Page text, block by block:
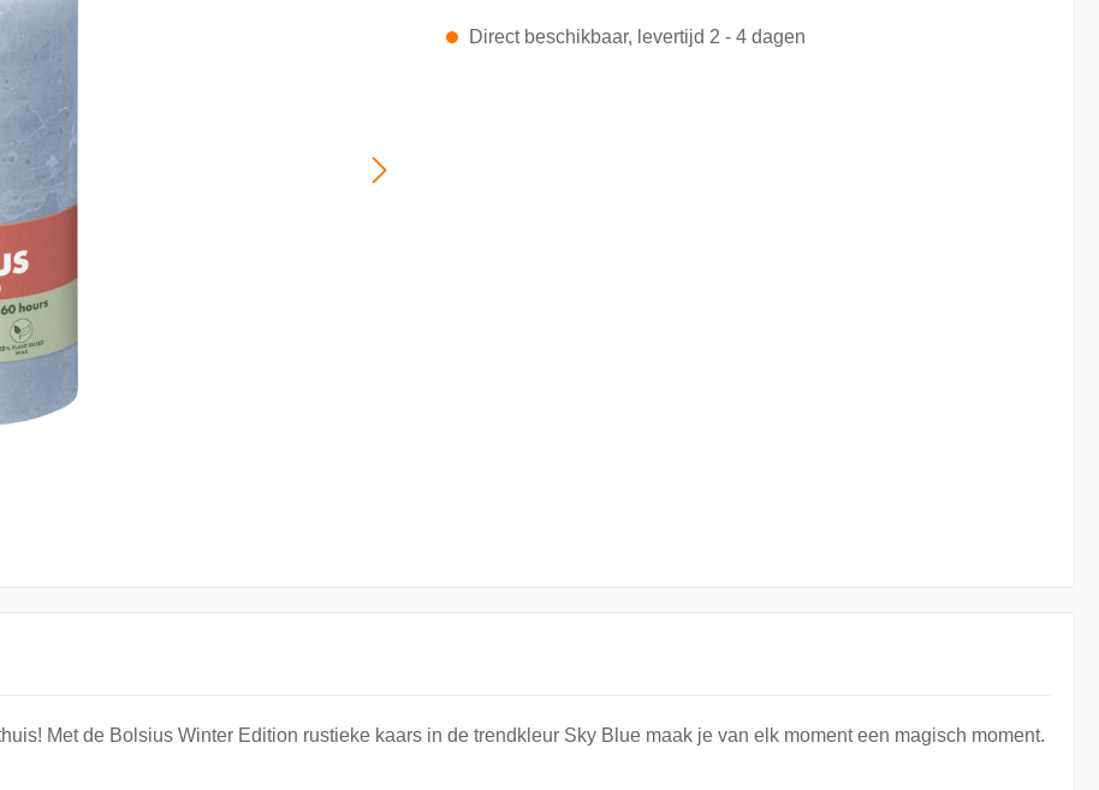
Direct beschikbaar, levertijd 2 - 4 dagen
Met de Bolsius Winter Edition rustieke kaars in de trendkleur Sky Blue maak je van elk moment een magisch moment.